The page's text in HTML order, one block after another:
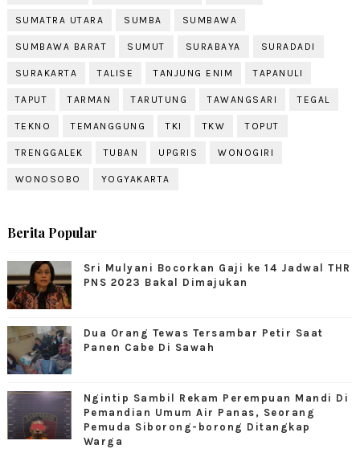
SUMATRA UTARA SUMBA SUMBAWA
SUMBAWA BARAT SUMUT SURABAYA SURADADI
SURAKARTA TALISE TANJUNG ENIM TAPANULI
TAPUT TARMAN TARUTUNG TAWANGSARI TEGAL
TEKNO TEMANGGUNG TKI TKW TOPUT
TRENGGALEK TUBAN UPGRIS WONOGIRI
WONOSOBO YOGYAKARTA
Berita Popular
Sri Mulyani Bocorkan Gaji ke 14 Jadwal THR
PNS 2023 Bakal Dimajukan
Dua Orang Tewas Tersambar Petir Saat
Panen Cabe Di Sawah
Ngintip Sambil Rekam Perempuan Mandi Di
Pemandian Umum Air Panas, Seorang
Pemuda Siborong-borong Ditangkap
Warga